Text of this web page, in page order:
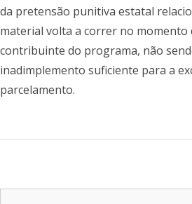
da pretensão punitiva estatal
material volta a correr no momento
contribuinte do programa, não
inadimplemento suficiente para a
parcelamento.